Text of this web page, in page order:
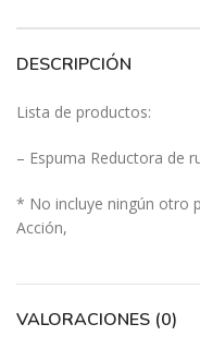
DESCRIPCIÓN
Lista de productos:
– Espuma Reductora de
* No incluye ningún otro
Acción,
VALORACIONES (0)